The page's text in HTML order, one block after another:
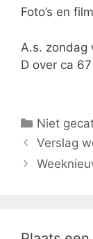
Foto’s en
A.s. zondag
D over ca
Niet
Verslag